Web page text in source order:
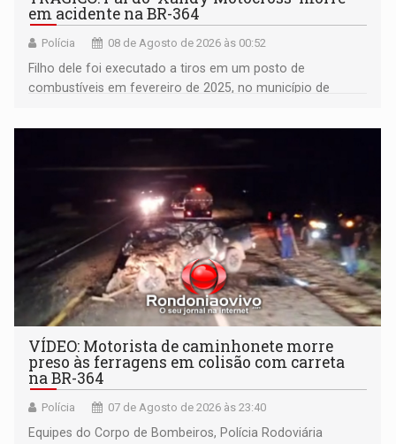
em acidente na BR-364
Polícia 08 de Agosto de 2026 às 00:52
Filho dele foi executado a tiros em um posto de
combustíveis em fevereiro de 2025, no município de
VÍDEO: Motorista de caminhonete morre
preso às ferragens em colisão com carreta
na BR-364
Polícia 07 de Agosto de 2026 às 23:40
Equipes do Corpo de Bombeiros, Polícia Rodoviária